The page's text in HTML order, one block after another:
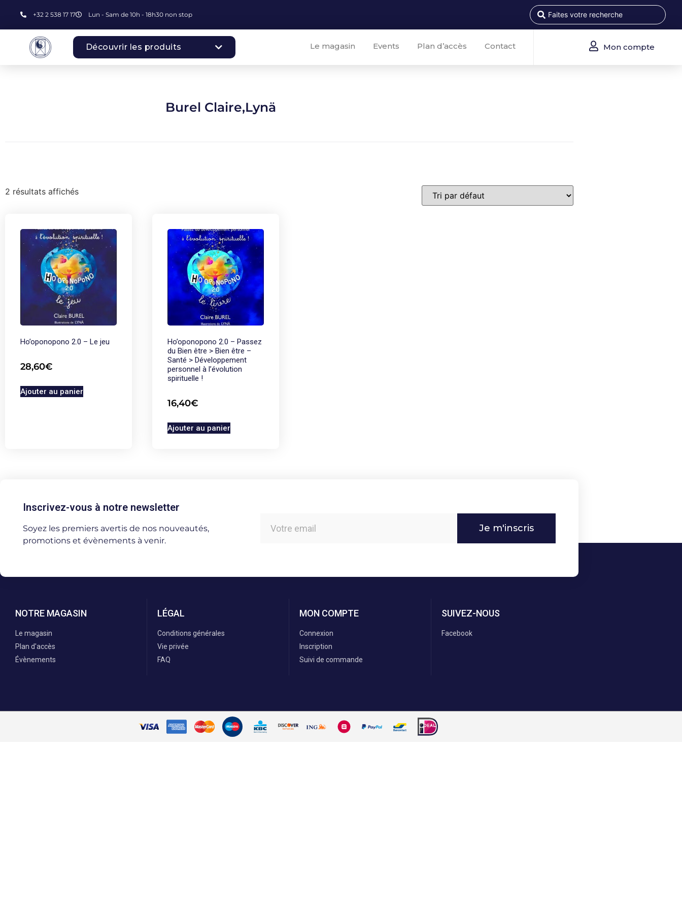
+32 2 538 17 17 Lun - Sam de 10h - 18h30 non stop
Découvrir les produits Le magasin Events Plan d’accès Contact Mon compte
Burel Claire,Lynä
2 résultats affichés
Ho’oponopono 2.0 – Le jeu
28,60€
Ajouter au panier
Ho’oponopono 2.0 – Passez
du Bien être > Bien être –
Santé > Développement
personnel à l’évolution
spirituelle !
16,40€
Ajouter au panier
Inscrivez-vous à notre newsletter
Soyez les premiers avertis de nos nouveautés,
promotions et évènements à venir.
Je m'inscris
NOTRE MAGASIN
Le magasin
Plan d'accès
Évènements
LÉGAL
Conditions générales
Vie privée
FAQ
MON COMPTE
Connexion
Inscription
Suivi de commande
SUIVEZ-NOUS
Facebook